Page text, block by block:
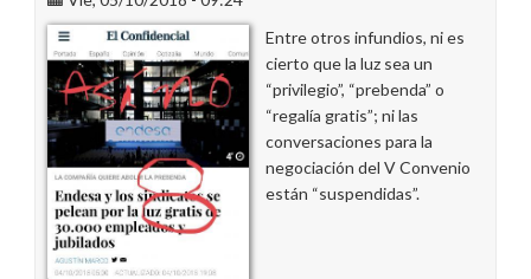
nuevas
convocatorias
para
la
protesta
en
Ibiza
Entre otros infundios, ni es
cierto que la luz sea un
“privilegio”, “prebenda” o
“regalía gratis”; ni las
conversaciones para la
negociación del V Convenio
están “suspendidas”.